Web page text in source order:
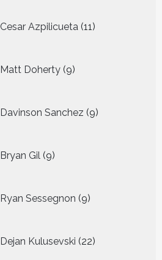
Cesar Azpilicueta 11
producten
Matt Doherty 9
producten
Davinson Sanchez 9
producten
Bryan Gil 9
producten
Ryan Sessegnon 9
producten
Dejan Kulusevski 22
producten